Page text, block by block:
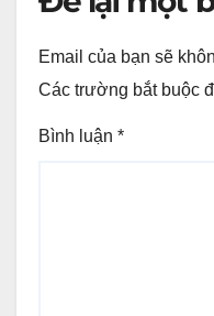
Email của bạn sẽ
Các trường bắt buộc
Bình luận *